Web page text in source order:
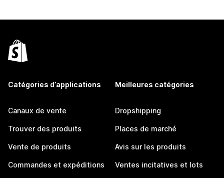
Catégories d’applications
Canaux de vente
Trouver des produits
Vente de produits
Commandes et expéditions
Meilleures catégories
Dropshipping
Places de marché
Avis sur les produits
Ventes incitatives et lots